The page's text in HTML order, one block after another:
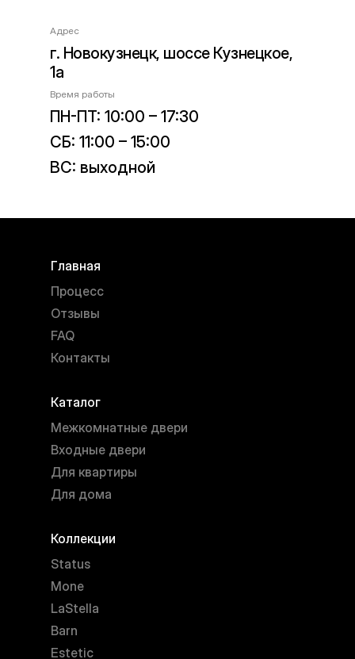
Время работы
ПН-ПТ: 10:00 – 17:30
СБ: 11:00 – 15:00
ВС: выходной
Адрес
г. Новокузнецк, шоссе Кузнецкое,
1а
Коллекции
Status
Mone
LaStella
Barn
Estetic
Каталог
Межкомнатные двери
Входные двери
Для квартиры
Для дома
Главная
Процесс
Отзывы
FAQ
Контакты